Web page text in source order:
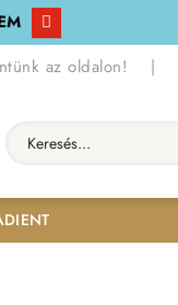
az oldalon! |
Keresés...